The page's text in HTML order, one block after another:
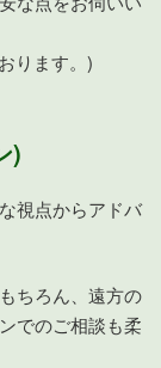
ります。)
)
視点からアドバ
ちろん、遠方の
でのご相談も柔